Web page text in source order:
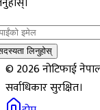
लिनुहोस्
©2026नोटिफाई
सर्वाधिकार सुरक्षित।